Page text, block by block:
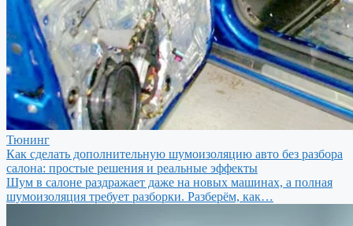
Тюнинг
Как сделать дополнительную шумоизоляцию авто без разбора
салона: простые решения и реальные эффекты
Шум в салоне раздражает даже на новых машинах, а полная
шумоизоляция требует разборки. Разберём, как…